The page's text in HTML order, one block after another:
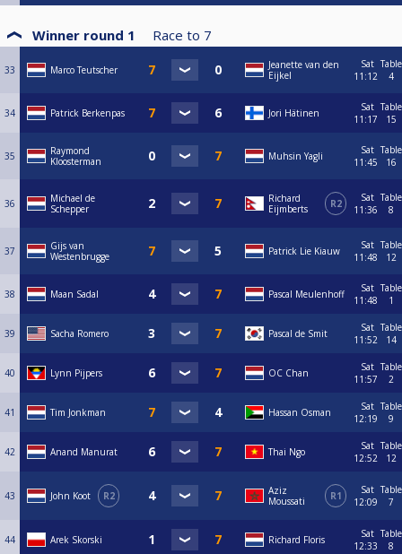
Winner round 1 Race to 7
33 Marco Teutscher
Jeanette van den
Eijkel
Sat
11:12
Table
4
34 Patrick Berkenpas Jori Hätinen
Sat
11:17
Table
15
35
Raymond
Kloosterman
Muhsin Yagli
Sat
11:45
Table
16
36
Michael de
Schepper
Richard
Eijmberts
R2
Sat
11:36
Table
8
37
Gijs van
Westenbrugge
Patrick Lie Kiauw
Sat
11:48
Table
12
38 Maan Sadal Pascal Meulenhoff
Sat
11:48
Table
1
39 Sacha Romero Pascal de Smit
Sat
11:52
Table
14
40 Lynn Pijpers OC Chan
Sat
11:57
Table
2
41 Tim Jonkman Hassan Osman
Sat
12:19
Table
9
42 Anand Manurat Thai Ngo
Sat
12:52
Table
12
43 John Koot R2
Aziz
Moussati
R1
Sat
12:09
Table
7
44 Arek Skorski Richard Floris
Sat
12:33
Table
8